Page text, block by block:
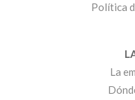
Política
La